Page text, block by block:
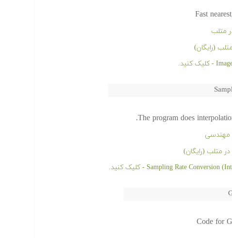
Fast
متلب
(رایگان)
The program does
مهندسی
متلب (رایگان)
Code for